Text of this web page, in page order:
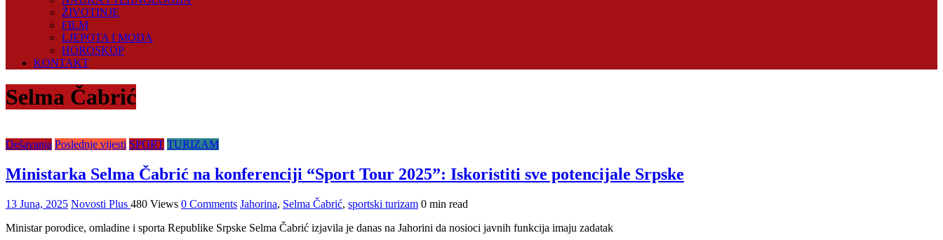
ŽIVOTINJE
FILM
LJEPOTA I MODA
HOROSKOP
KONTAKT
Selma Čabrić
Dešavanja Poslednje vijesti SPORT TURIZAM
Ministarka Selma Čabrić na konferenciji “Sport Tour 2025”: Iskoristiti sve potencijale Srpske
13 Juna, 2025 Novosti Plus 480 Views 0 Comments Jahorina, Selma Čabrić, sportski turizam 0 min read
Ministar porodice, omladine i sporta Republike Srpske Selma Čabrić izjavila je danas na Jahorini da nosioci javnih funkcija imaju zadatak